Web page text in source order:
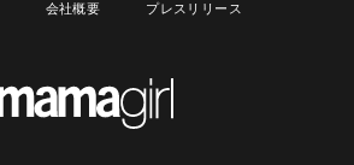
会社概要 プレスリリース